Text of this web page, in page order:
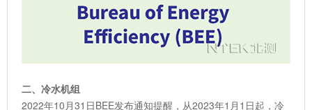
二、冷水机组
2022年10月31日BEE发布通知提醒，从2023年1月1日起，冷